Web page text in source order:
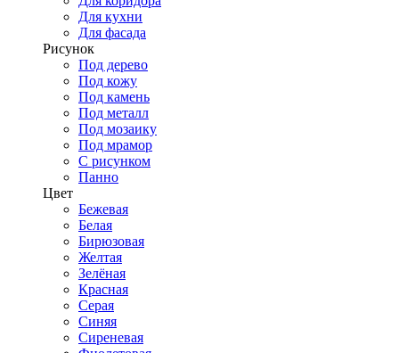
Для кухни
Для фасада
Рисунок
Под дерево
Под кожу
Под камень
Под металл
Под мозаику
Под мрамор
С рисунком
Панно
Цвет
Бежевая
Белая
Бирюзовая
Желтая
Зелёная
Красная
Серая
Синяя
Сиреневая